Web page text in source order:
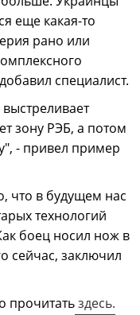
еще какая-то
рано или
специалист.
зону РЭБ, а потом
- привел пример
что в будущем нас
технологий
боец носил нож в
сейчас, заключил
прочитатьздесь.